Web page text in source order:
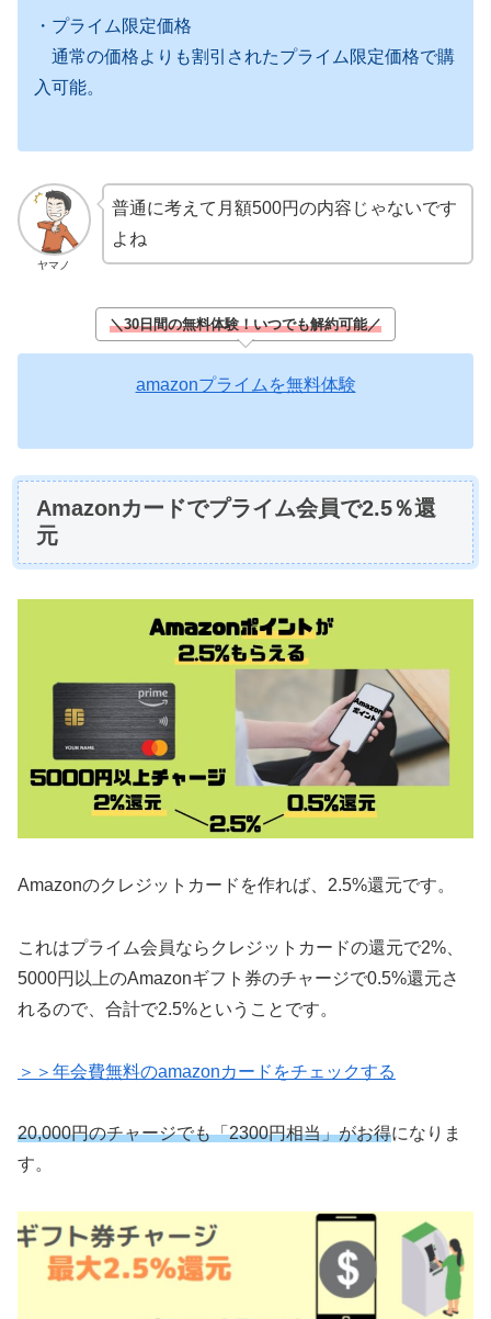
・プライム限定価格
通常の価格よりも割引されたプライム限定価格で購
入可能。
ヤマノ
普通に考えて月額500円の内容じゃないです
よね
＼30日間の無料体験！いつでも解約可能／
amazonプライムを無料体験
Amazonカードでプライム会員で2.5％還
元
Amazonのクレジットカードを作れば、2.5%還元です。
これはプライム会員ならクレジットカードの還元で2%、
5000円以上のAmazonギフト券のチャージで0.5%還元さ
れるので、合計で2.5%ということです。
＞＞年会費無料のamazonカードをチェックする
20,000円のチャージでも「2300円相当」がお得になりま
す。